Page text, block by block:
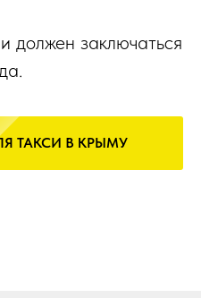
должен заключаться
ТАКСИ В КРЫМУ